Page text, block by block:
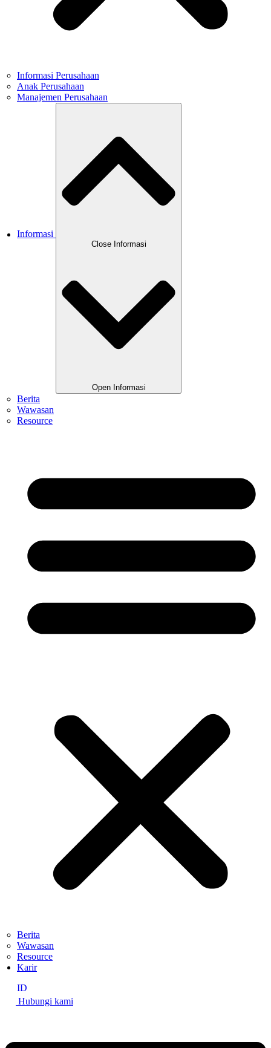
Informasi Perusahaan
Anak Perusahaan
Manajemen Perusahaan
Informasi
Close Informasi
Open Informasi
Berita
Wawasan
Resource
Berita
Wawasan
Resource
Karir
ID
Hubungi kami